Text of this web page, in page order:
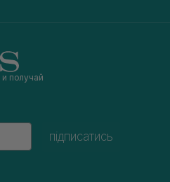
и получай
підписатись